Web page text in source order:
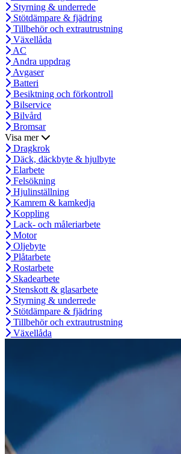
Styrning & underrede
Stötdämpare & fjädring
Tillbehör och extrautrustning
Växellåda
AC
Andra uppdrag
Avgaser
Batteri
Besiktning och förkontroll
Bilservice
Bilvård
Bromsar
Visa mer
Dragkrok
Däck, däckbyte & hjulbyte
Elarbete
Felsökning
Hjulinställning
Kamrem & kamkedja
Koppling
Lack- och måleriarbete
Motor
Oljebyte
Plåtarbete
Rostarbete
Skadearbete
Stenskott & glasarbete
Styrning & underrede
Stötdämpare & fjädring
Tillbehör och extrautrustning
Växellåda